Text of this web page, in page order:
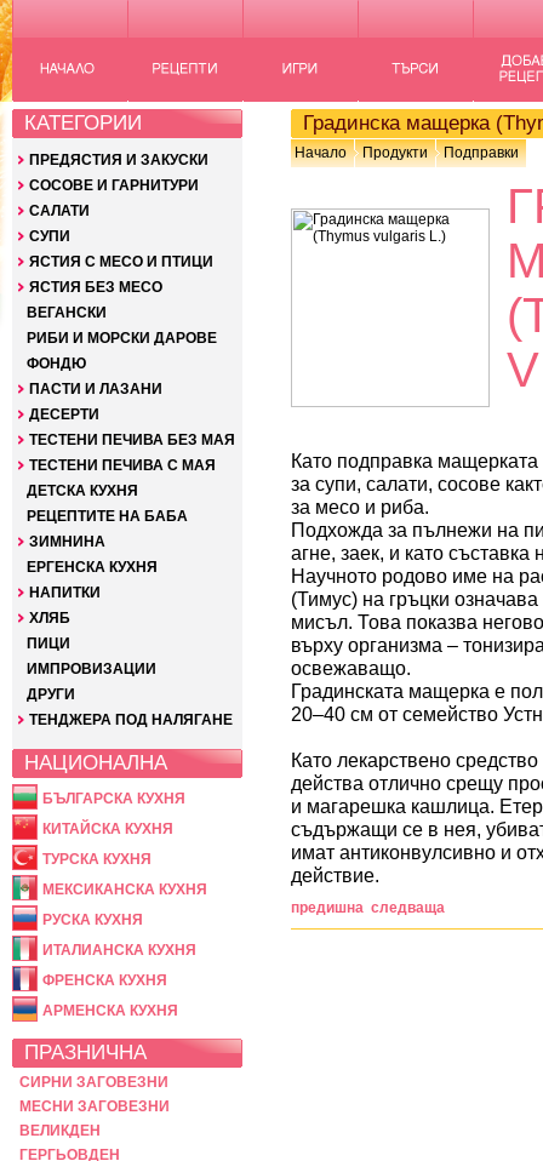
КАТЕГОРИИ
ПРЕДЯСТИЯ И ЗАКУСКИ
СОСОВЕ И ГАРНИТУРИ
САЛАТИ
СУПИ
ЯСТИЯ С МЕСО И ПТИЦИ
ЯСТИЯ БЕЗ МЕСО
ВЕГАНСКИ
РИБИ И МОРСКИ ДАРОВЕ
ФОНДЮ
ПАСТИ И ЛАЗАНИ
ДЕСЕРТИ
ТЕСТЕНИ ПЕЧИВА БЕЗ МАЯ
ТЕСТЕНИ ПЕЧИВА С МАЯ
ДЕТСКА КУХНЯ
РЕЦЕПТИТЕ НА БАБА
ЗИМНИНА
ЕРГЕНСКА КУХНЯ
НАПИТКИ
ХЛЯБ
ПИЦИ
ИМПРОВИЗАЦИИ
ДРУГИ
ТЕНДЖЕРА ПОД НАЛЯГАНЕ
НАЦИОНАЛНА
БЪЛГАРСКА КУХНЯ
КИТАЙСКА КУХНЯ
ТУРСКА КУХНЯ
МЕКСИКАНСКА КУХНЯ
РУСКА КУХНЯ
ИТАЛИАНСКА КУХНЯ
ФРЕНСКА КУХНЯ
АРМЕНСКА КУХНЯ
ПРАЗНИЧНА
СИРНИ ЗАГОВЕЗНИ
МЕСНИ ЗАГОВЕЗНИ
ВЕЛИКДЕН
ГЕРГЬОВДЕН
Градинска мащерка
Начало Продукти Подправки
Като подправка
за супи, салати, сосове
за месо и риба.
Подхожда за пълнежи на
агне, заек, и като
Научното родово име на
(Тимус) на гръцки означава
мисъл. Това показва
върху организма –
освежаващо.
Градинската мащерка е
20–40 см от семейство
Като лекарствено
действа отлично срещу
и магарешка кашлица.
съдържащи се в нея,
имат антиконвулсивно и
действие.
предишна следваща